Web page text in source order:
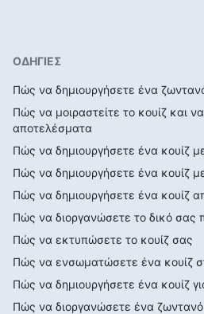
ΟΔΗΓΙΕΣ
Πώς να δημιουργήσετε ένα ζωντανό
Πώς να μοιραστείτε το κουίζ και
αποτελέσματα
Πώς να δημιουργήσετε ένα κουίζ
Πώς να δημιουργήσετε ένα κουίζ
Πώς να δημιουργήσετε ένα κουίζ
Πώς να διοργανώσετε το δικό σας
Πώς να εκτυπώσετε το κουίζ σας
Πώς να ενσωματώσετε ένα κουίζ
Πώς να δημιουργήσετε ένα κουίζ
Πώς να διοργανώσετε ένα ζωντανό